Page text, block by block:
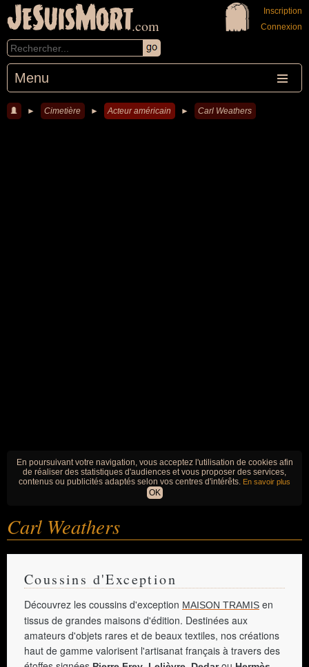
JeSuisMort.com
Menu
Inscription
Connexion
► Cimetière ► Acteur américain ► Carl Weathers
En poursuivant votre navigation, vous acceptez l'utilisation de cookies afin
de réaliser des statistiques d'audiences et vous proposer des services,
contenus ou publicités adaptés selon vos centres d'intérêts. En savoir plus
OK
Carl Weathers
Coussins d'Exception
Découvrez les coussins d'exception MAISON TRAMIS en
tissus de grandes maisons d'édition. Destinées aux
amateurs d'objets rares et de beaux textiles, nos créations
haut de gamme valorisent l'artisanat français à travers des